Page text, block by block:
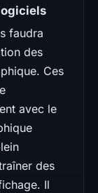
faudra
des
Ces
avec le
des
Il